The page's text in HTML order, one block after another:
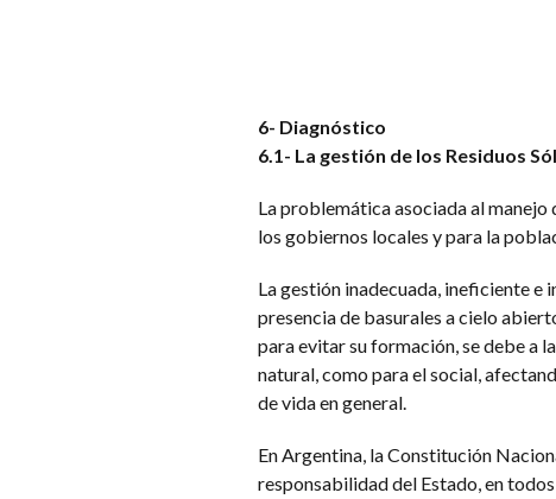
6- Diagnóstico
6.1- La gestión de los Residuos
La problemática asociada al
los gobiernos locales y para la
La gestión inadecuada, ineficiente e
presencia de basurales a cielo
para evitar su formación, se debe a
natural, como para el social,
de vida en general.
En Argentina, la Constitución
responsabilidad del Estado, en